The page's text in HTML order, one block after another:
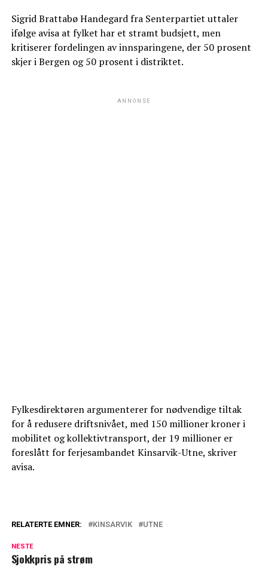
Sigrid Brattabø Handegard fra Senterpartiet uttaler
ifølge avisa at fylket har et stramt budsjett, men
kritiserer fordelingen av innsparingene, der 50 prosent
skjer i Bergen og 50 prosent i distriktet.
ANNONSE
Fylkesdirektøren argumenterer for nødvendige tiltak
for å redusere driftsnivået, med 150 millioner kroner i
mobilitet og kollektivtransport, der 19 millioner er
foreslått for ferjesambandet Kinsarvik-Utne, skriver
avisa.
RELATERTE EMNER: KINSARVIK UTNE
NESTE
Sjokkpris på strøm